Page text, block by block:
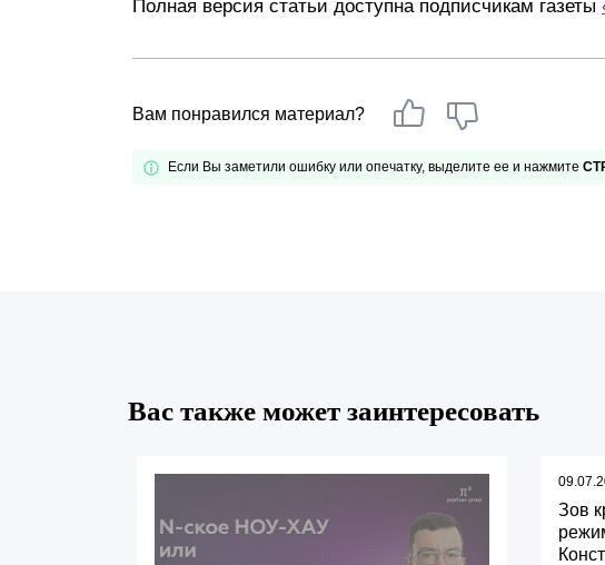
Полная версия статьи доступна подписчикам газеты
Вам понравился материал?
Если Вы заметили ошибку или опечатку, выделите ее и нажмите
Вас также может заинтересовать
Зов